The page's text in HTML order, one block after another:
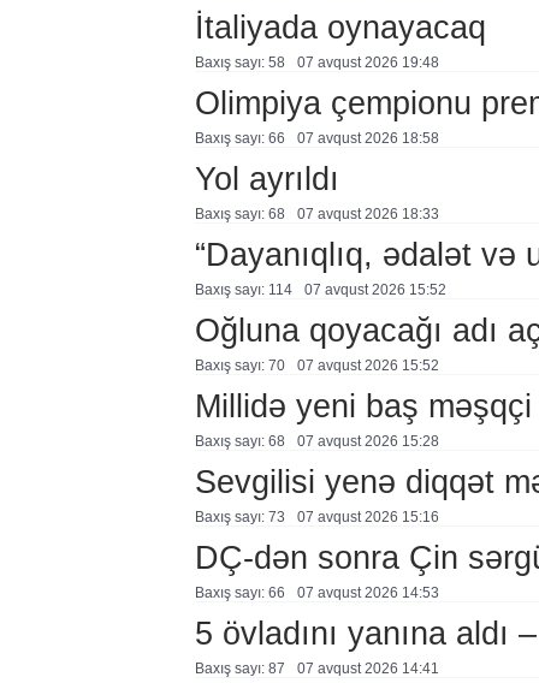
İtaliyada oynayacaq
Baxış sayı: 58 07 avqust 2026 19:48
Olimpiya çempionu
Baxış sayı: 66 07 avqust 2026 18:58
Yol ayrıldı
Baxış sayı: 68 07 avqust 2026 18:33
“Dayanıqlıq, ədalət
Baxış sayı: 114 07 avqust 2026 15:52
Oğluna qoyacağı adı
Baxış sayı: 70 07 avqust 2026 15:52
Millidə yeni baş məşqçi
Baxış sayı: 68 07 avqust 2026 15:28
Sevgilisi yenə diqqət
Baxış sayı: 73 07 avqust 2026 15:16
DÇ-dən sonra Çin
Baxış sayı: 66 07 avqust 2026 14:53
5 övladını yanına aldı
Baxış sayı: 87 07 avqust 2026 14:41